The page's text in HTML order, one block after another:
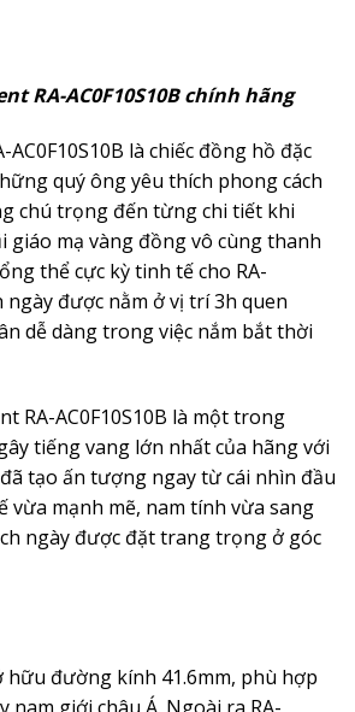
RA-AC0F10S10B chính hãng
là chiếc đồng hồ đặc
quý ông yêu thích phong cách
chú trọng đến từng chi tiết khi
giáo mạ vàng đồng vô cùng thanh
thể cực kỳ tinh tế cho RA-
ngày được nằm ở vị trí 3h quen
dễ dàng trong việc nắm bắt thời
RA-AC0F10S10B là một trong
tiếng vang lớn nhất của hãng với
tạo ấn tượng ngay từ cái nhìn đầu
vừa mạnh mẽ, nam tính vừa sang
ngày được đặt trang trọng ở góc
hữu đường kính 41.6mm, phù hợp